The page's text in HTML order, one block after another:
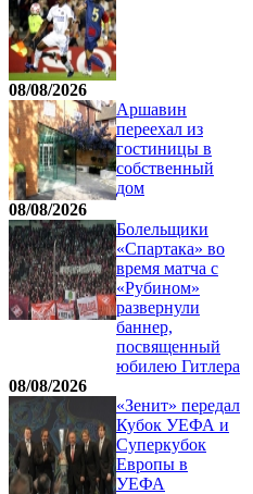
08/08/2026
Аршавин
переехал из
гостиницы в
собственный
дом
08/08/2026
Болельщики
«Спартака» во
время матча с
«Рубином»
развернули
баннер,
посвященный
юбилею Гитлера
08/08/2026
«Зенит» передал
Кубок УЕФА и
Суперкубок
Европы в
УЕФА